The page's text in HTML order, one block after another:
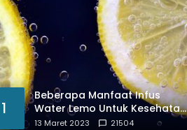
1
Beberapa Manfaat Infus
Water Lemo Untuk Kesehatan
Anda
13 Maret 2023 21504